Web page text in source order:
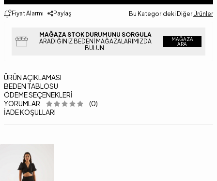
Fiyat Alarmı Paylaş Bu Kategorideki Diğer Ürünler
MAĞAZA STOK DURUMUNU SORGULA
ARADIĞINIZ BEDENI MAĞAZALARIMIZDA
BULUN.
MAĞAZA
ARA
ÜRÜN AÇIKLAMASI
BEDEN TABLOSU
ÖDEME SEÇENEKLERI
YORUMLAR
(0)
İADE KOŞULLARI